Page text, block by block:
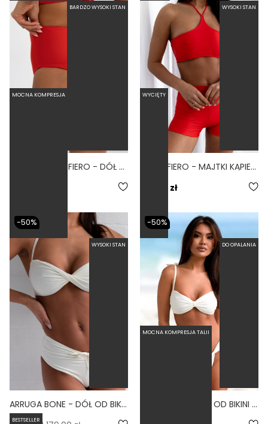
BARDZO WYSOKI STAN
WYSOKIE LINKI FIERO - DÓŁ OD BIKINI WYSOKI STAN BRAZYLIANY CZERWONY
WYSOKI STAN
YOGA FIERO - MAJTKI KĄPIELOWE WYSOKI STAN SZORTY CZERWONY
169,00 zł
MOCNA KOMPRESJA
WYSOKI STAN
-50%
ARRUGA BONE - DÓŁ OD BIKINI MARSZCZONY WYSOKI STAN BIAŁY
WYCIĘTY
DO OPALANIA
-50%
AURA BONE - DÓŁ OD BIKINI WYCIĘTY BRAZYLIJSKI BIAŁY
MOCNA KOMPRESJA TALII
BESTSELLER